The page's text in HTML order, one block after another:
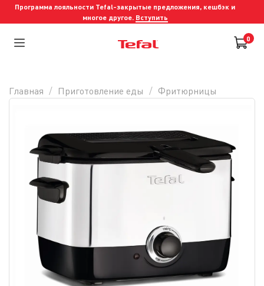
Программа лояльности Tefal-закрытые предложения, кешбэк и
многое другое. Вступить
0
Главная Приготовление еды Фритюрницы